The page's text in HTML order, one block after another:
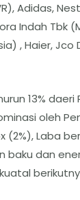
Adidas,
Indah Tbk
, Haier,
13%
oleh
Laba
dan